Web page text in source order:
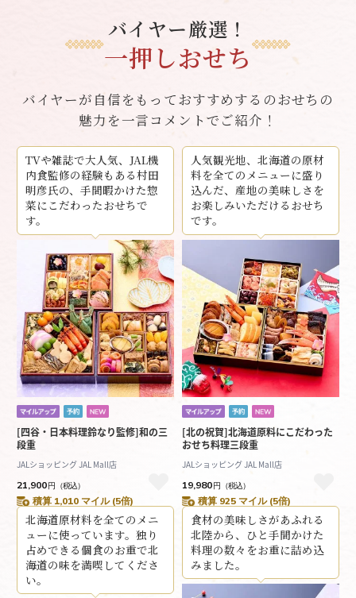
バイヤー厳選！
一押しおせち
バイヤーが自信をもっておすすめするのおせちの
魅力を一言コメントでご紹介！
TVや雑誌で大人気、JAL機
内食監修の経験もある村田
明彦氏の、手間暇かけた惣
菜にこだわったおせちで
す。
[四谷・日本料理鈴なり監修]和の三
段重
JALショッピング JAL Mall店
21,900円 （税込）
積算 1,010 マイル (5倍)
人気観光地、北海道の原材
料を全てのメニューに盛り
込んだ、産地の美味しさを
お楽しみいただけるおせち
です。
[北の祝賀]北海道原料にこだわった
おせち料理三段重
JALショッピング JAL Mall店
19,980円 （税込）
積算 925 マイル (5倍)
北海道原材料を全てのメニ
ューに使っています。独り
占めできる個食のお重で北
海道の味を満喫してくださ
い。
食材の美味しさがあふれる
北陸から、ひと手間かけた
料理の数々をお重に詰め込
みました。